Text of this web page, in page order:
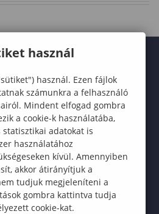
használ
használ. Ezen fájlok
számunkra a felhasználó
Mindent elfogad gombra
a cookie-k használatába,
adatokat is
használatához
kívül. Amennyiben
akkor átirányítjuk a
tudjuk megjeleníteni a
gombra kattintva tudja
cookie-kat.